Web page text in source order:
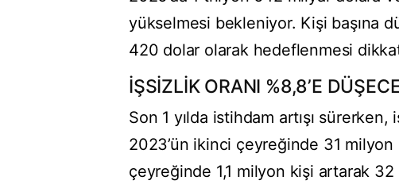
yükselmesi bekleniyor. Kişi başına
420 dolar olarak hedeflenmesi
İŞSİZLİK ORANI %8,8’E
Son 1 yılda istihdam artışı
2023’ün ikinci çeyreğinde 31
çeyreğinde 1,1 milyon kişi artarak